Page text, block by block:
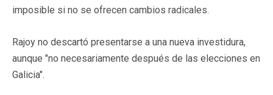
imposible si no se ofrecen cambios radicales.
Rajoy no descartó presentarse a una nueva investidura,
aunque "no necesariamente después de las elecciones en
Galicia".